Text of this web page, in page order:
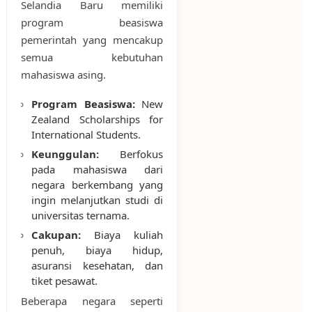
Selandia Baru memiliki
program beasiswa
pemerintah yang mencakup
semua kebutuhan
mahasiswa asing.
Program Beasiswa:New
Zealand Scholarships for
International Students.
Keunggulan:Berfokus
pada mahasiswa dari
negara berkembang yang
ingin melanjutkan studi di
universitas ternama.
Cakupan:Biaya kuliah
penuh, biaya hidup,
asuransi kesehatan, dan
tiket pesawat.
Beberapa negara seperti